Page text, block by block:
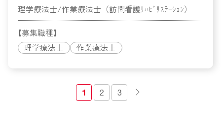
理学療法士/作業療法士（訪問看護ﾘﾊﾋﾞﾘｽﾃｰｼｮﾝ）
【募集職種】
理学療法士
作業療法士
1 2 3